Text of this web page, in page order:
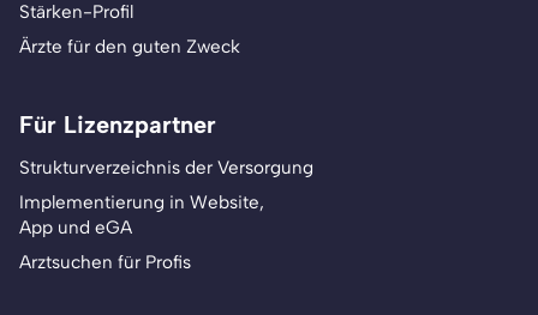
Stärken-Profil
Ärzte für den guten Zweck
Für Lizenzpartner
Strukturverzeichnis der Versorgung
Implementierung in Website,
App und eGA
Arztsuchen für Profis